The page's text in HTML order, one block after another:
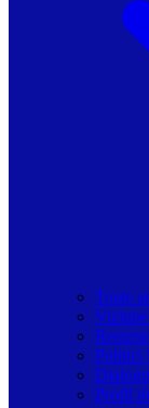
Toate
Politici
Profil